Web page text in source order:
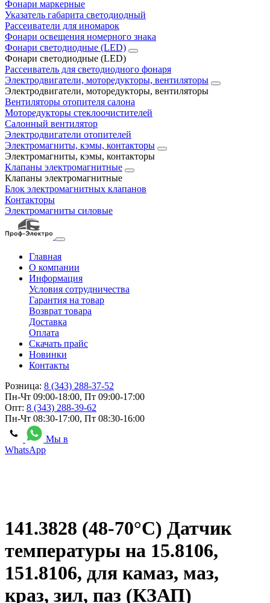
Фонари маркерные
Указатель габарита светодиодный
Рассеиватели для иномарок
Фонари освещения номерного знака
Фонари светодиодные (LED)
Фонари светодиодные (LED)
Рассеиватель для светодиодного фонаря
Электродвигатели, моторедукторы, вентиляторы
Электродвигатели, моторедукторы, вентиляторы
Вентиляторы отопителя салона
Моторедукторы стеклоочистителей
Салонный вентилятор
Электродвигатели отопителей
Электромагниты, кэмы, контакторы
Электромагниты, кэмы, контакторы
Клапаны электромагнитные
Клапаны электромагнитные
Блок электромагнитных клапанов
Контакторы
Электромагниты силовые
Главная
О компании
Информация
Условия сотрудничества
Гарантия на товар
Возврат товара
Доставка
Оплата
Скачать прайс
Новинки
Контакты
Розница: 8 (343) 288-37-52
Пн-Чт 09:00-18:00, Пт 09:00-17:00
Опт: 8 (343) 288-39-62
Пн-Чт 08:30-17:00, Пт 08:30-16:00
Мы в
WhatsApp
141.3828 (48-70°С) Датчик
температуры на 15.8106,
151.8106, для камаз, маз,
краз, зил, паз (КЗАП)